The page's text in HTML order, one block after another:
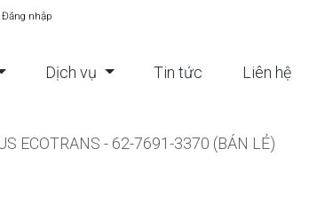
Đăng nhập
Dịch vụ Tin tức Liên hệ
ECOTRANS - 62-7691-3370 (BÁN LẺ)